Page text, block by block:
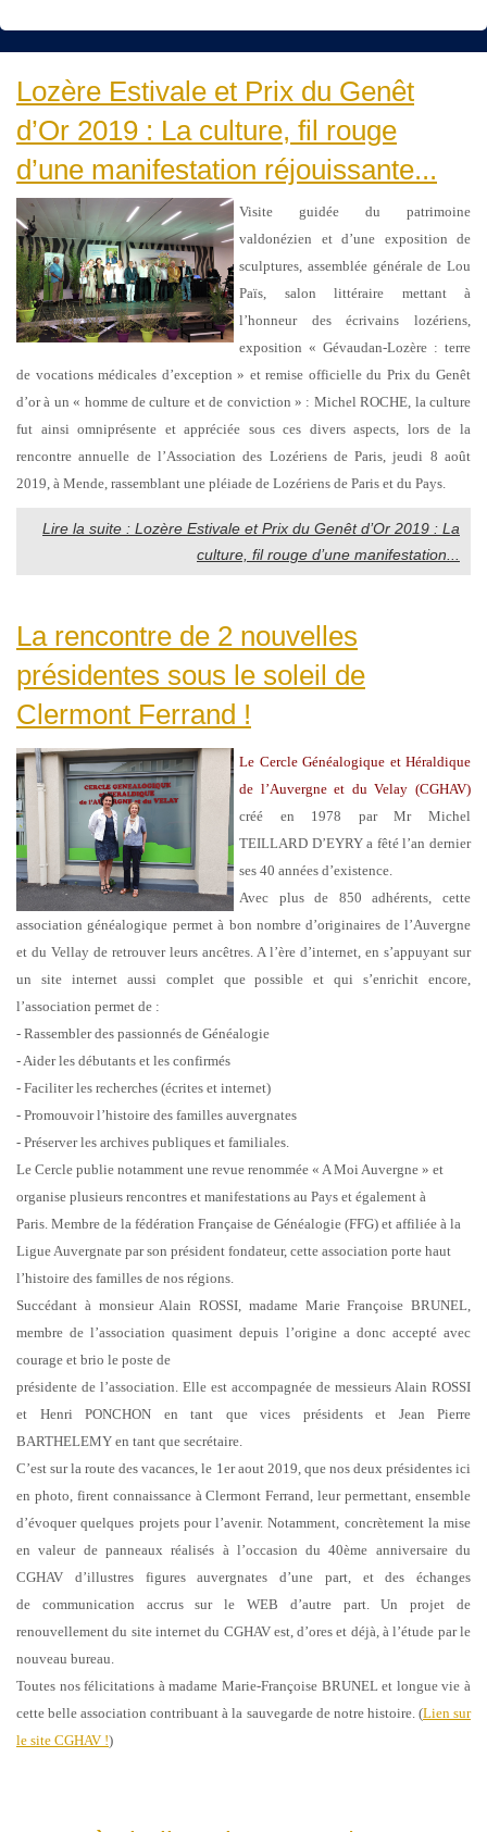
Lozère Estivale et Prix du Genêt
d’Or 2019 : La culture, fil rouge
d’une manifestation réjouissante...
Visite guidée du patrimoine
valdonézien et d’une exposition de
sculptures, assemblée générale de Lou
Païs, salon littéraire mettant à
l’honneur des écrivains lozériens,
exposition « Gévaudan-Lozère : terre
de vocations médicales d’exception » et remise officielle du Prix du Genêt
d’or à un « homme de culture et de conviction » : Michel ROCHE, la culture
fut ainsi omniprésente et appréciée sous ces divers aspects, lors de la
rencontre annuelle de l’Association des Lozériens de Paris, jeudi 8 août
2019, à Mende, rassemblant une pléiade de Lozériens de Paris et du Pays.
Lire la suite : Lozère Estivale et Prix du Genêt d’Or 2019 : La
culture, fil rouge d’une manifestation...
La rencontre de 2 nouvelles
présidentes sous le soleil de
Clermont Ferrand !
Le Cercle Généalogique et Héraldique
de l’Auvergne et du Velay (CGHAV)
créé en 1978 par Mr Michel
TEILLARD D’EYRY a fêté l’an dernier
ses 40 années d’existence.
Avec plus de 850 adhérents, cette
association généalogique permet à bon nombre d’originaires de l’Auvergne
et du Vellay de retrouver leurs ancêtres. A l’ère d’internet, en s’appuyant sur
un site internet aussi complet que possible et qui s’enrichit encore,
l’association permet de :
- Rassembler des passionnés de Généalogie
- Aider les débutants et les confirmés
- Faciliter les recherches (écrites et internet)
- Promouvoir l’histoire des familles auvergnates
- Préserver les archives publiques et familiales.
Le Cercle publie notamment une revue renommée « A Moi Auvergne » et
organise plusieurs rencontres et manifestations au Pays et également à
Paris. Membre de la fédération Française de Généalogie (FFG) et affiliée à la
Ligue Auvergnate parson président fondateur, cette association porte haut
l’histoire des familles de nos régions.
Succédant à monsieur Alain ROSSI, madame Marie Françoise BRUNEL,
membre del’association quasiment depuis l’origine a donc accepté avec
courage et brio le poste de
présidente de l’association. Elle est accompagnée de messieurs Alain ROSSI
et Henri PONCHON en tant que vices présidents et Jean Pierre
BARTHELEMY en tant que secrétaire.
C’est sur la route des vacances, le 1er aout 2019, que nos deux présidentes ici
en photo, firent connaissance à Clermont Ferrand, leur permettant, ensemble
d’évoquer quelques projets pour l’avenir. Notamment, concrètement la mise
en valeur de panneaux réalisés à l’occasion du40ème anniversaire du
CGHAV d’illustres figures auvergnates d’une part, et des échanges
de communication accrus sur le WEB d’autre part. Un projet de
renouvellement du site internet du CGHAV est, d’ores et déjà, à l’étude par le
nouveau bureau.
Toutes nos félicitations à madame Marie-Françoise BRUNEL et longue vie à
cette belleassociation contribuant à la sauvegarde de notre histoire. (Lien sur
le site CGHAV !)